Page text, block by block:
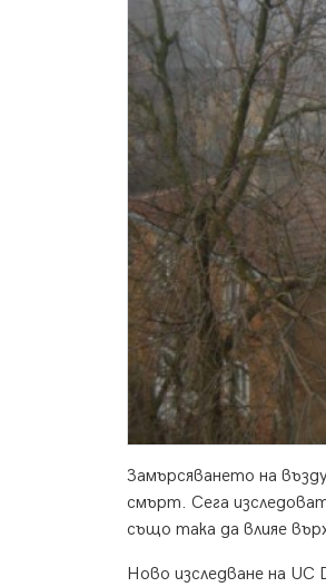
Замърсяването на
смърт. Сега
също така да влияе
Ново изследване на UC